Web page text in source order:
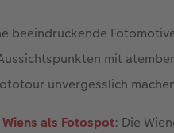
beeindruckende
mit
unvergesslich
als Fotospot: Die